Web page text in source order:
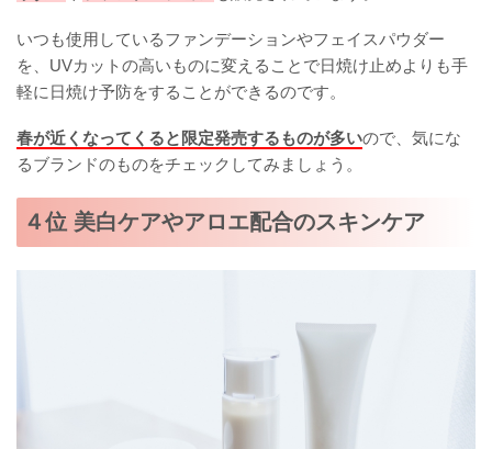
いつも使用しているファンデーションやフェイスパウダー
を、UVカットの高いものに変えることで日焼け止めよりも手
軽に日焼け予防をすることができるのです。
春が近くなってくると限定発売するものが多いので、気にな
るブランドのものをチェックしてみましょう。
４位 美白ケアやアロエ配合のスキンケア